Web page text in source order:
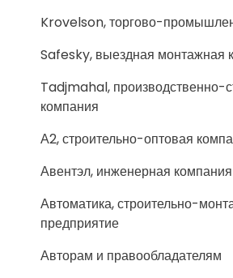
Krovelson, торгово-
Safesky, выездная монтажная
Tadjmahal, производственно-
компания
А2, строительно-оптовая
Авентэл, инженерная компания
Автоматика, строительно-
предприятие
Авторам и правообладателям